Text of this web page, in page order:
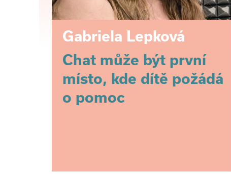
Gabriela Lepková
Chat může být první
místo, kde dítě požádá
o pomoc